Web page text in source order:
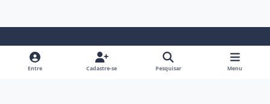
Modo ClaroModo EscuroPreferência do Sistema
i
Entre Cadastre-se Pesquisar Menu